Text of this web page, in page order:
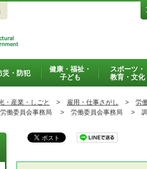
災・防犯
健康・福祉・
子ども
スポーツ・
教育・文化
・産業・しごと > 雇用・仕事さがし > 労
働委員会事務局 > 労働委員会事務局 > 調